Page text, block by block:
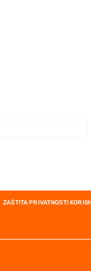
ZAŠTITA PRIVATNOSTI